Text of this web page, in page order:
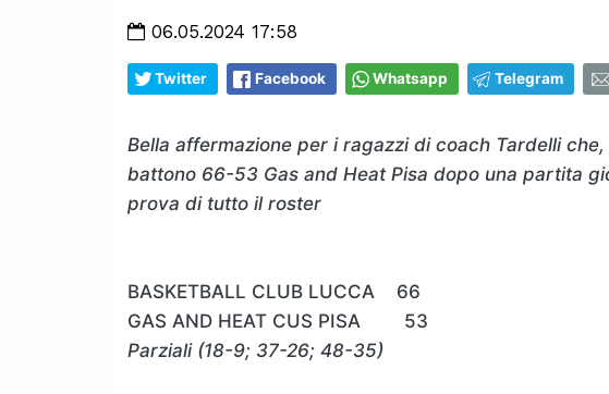
06.05.2024 17:58
Twitter Facebook Whatsapp Telegram
Bella affermazione per i ragazzi di coach Tardelli
battono 66-53 Gas and Heat Pisa dopo una partita
prova di tutto il roster
BASKETBALL CLUB LUCCA 66
GAS AND HEAT CUS PISA 53
Parziali (18-9; 37-26; 48-35)